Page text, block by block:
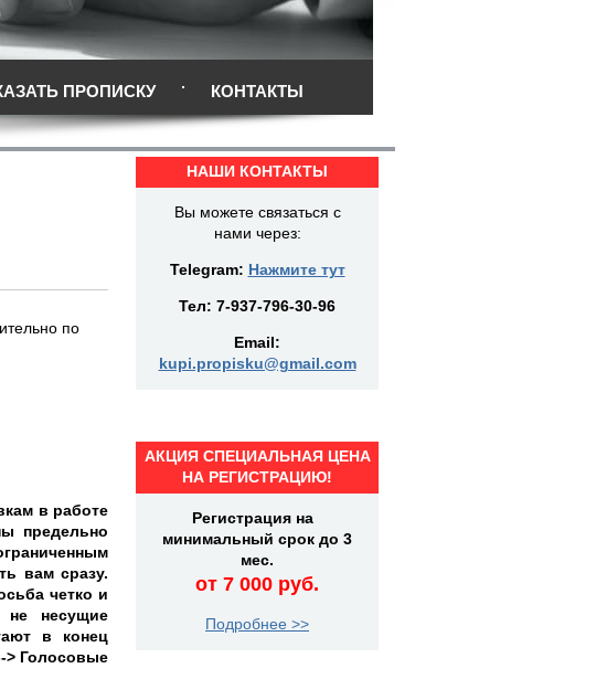
ПРОПИСКУ КОНТАКТЫ
по
в работе
предельно
вам сразу.
четко и
несущие
в конец
> Голосовые
НАШИ КОНТАКТЫ
Вы можете связаться с
нами через:
Telegram: Нажмите тут
Тел: 7-937-796-30-96
Email:
kupi.propisku@gmail.com
АКЦИЯ СПЕЦИАЛЬНАЯ ЦЕНА
НА РЕГИСТРАЦИЮ!
Регистрация на
минимальный срок до 3
мес.
от 7 000 руб.
Подробнее >>